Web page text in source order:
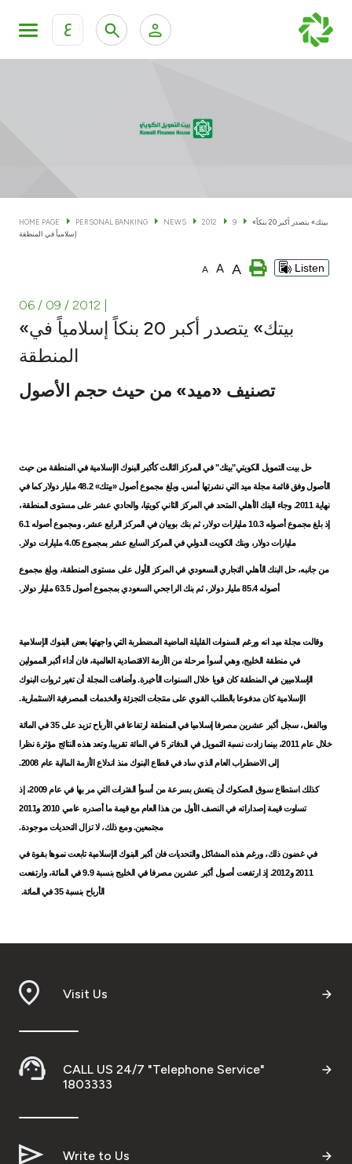
ع
KFH Online Corporate Banking Services
Cards
Banking Tiers
Investment
Ways to bank
After Sales Services
Contact us
Branch & ATM locator
Malaysia
Turkey
Egypt
UK
HOME PAGE PERSONAL BANKING NEWS 2012 9
«بيتك» يتصدر أكبر 20 بنكاً
إسلامياً في المنطقة
A A A Listen
06 / 09 / 2012
«بيتك» يتصدر أكبر 20 بنكاً إسلامياً في
المنطقة
تصنيف «ميد» من حيث حجم الأصول
حل بيت التمويل الكويتي"بيتك" في المركز الثالث كأكبر البنوك الإسلامية في المنطقة من حيث
الأصول وفق قائمة مجلة ميد التي نشرتها أمس. وبلغ مجموع أصول «بيتك» 48.2 مليار دولار كما في
نهاية 2011. وجاء البنك الأهلي المتحد في المركز الثاني كويتيا، والحادي عشر على مستوى المنطقة،
إذ بلغ مجموع أصوله 10.3 مليارات دولار، ثم بنك بوبيان في المركز الرابع عشر، ومجموع أصوله 6.1
مليارات دولار، وبنك الكويت الدولي في المركز السابع عشر بمجموع 4.05 مليارات دولار.
من جانبه، حل البنك الأهلي التجاري السعودي في المركز الأول على مستوى المنطقة، وبلغ مجموع
أصوله 85.4 مليار دولار، ثم بنك الراجحي السعودي بمجموع أصول 63.5 مليار دولار.
وقالت مجلة ميد انه ورغم السنوات القليلة الماضية المضطربة التي واجهتها بعض البنوك الإسلامية
في منطقة الخليج، وهي أسوأ مرحلة من الأزمة الاقتصادية العالمية، فان أداء أكبر الممولين
الإسلاميين في المنطقة كان قويا خلال السنوات الأخيرة. وأضافت المجلة أن تغير ثروات البنوك
الإسلامية كان مدفوعا بالطلب القوي على منتجات التجزئة والخدمات المصرفية الاستثمارية.
وبالفعل، سجل أكبر عشرين مصرفا إسلاميا في المنطقة ارتفاعا في الأرباح تزيد على 35 في المائة
خلال عام 2011، بينما زادت نسبة التمويل في الدفاتر 5 في المائة تقريبا. وتعد هذه النتائج مؤثرة نظرا
إلى الاضطراب العام الذي ساد في قطاع البنوك منذ اندلاع الأزمة المالية عام 2008.
كذلك استطاع سوق الصكوك أن ينتعش بسرعة من أسوأ الفترات التي مر بها في عام 2009، إذ
تساوت قيمة إصداراته في النصف الأول من هذا العام مع قيمة ما أصدره عامي 2010 و2011
مجتمعين. ومع ذلك، لا تزال التحديات موجودة.
في غضون ذلك، ورغم هذه المشاكل والتحديات فان أكبر البنوك الإسلامية تابعت نموها بقوة في
2011 و2012. إذ ارتفعت أصول أكبر عشرين مصرفا في الخليج بنسبة 9.9 في المائة، وارتفعت
الأرباح بنسبة 35 في المائة.
Visit Us
CALL US 24/7 "Telephone Service"
1803333
Write to Us